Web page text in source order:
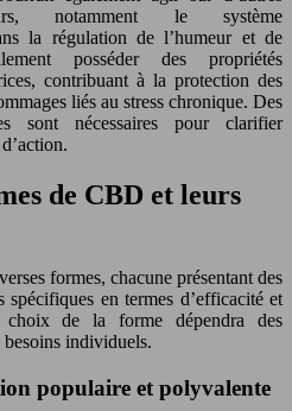
notamment le système
la régulation de l’humeur et de
posséder des propriétés
contribuant à la protection des
liés au stress chronique. Des
sont nécessaires pour clarifier
de CBD et leurs
formes, chacune présentant des
spécifiques en termes d’efficacité et
choix de la forme dépendra des
besoins individuels.
populaire et polyvalente